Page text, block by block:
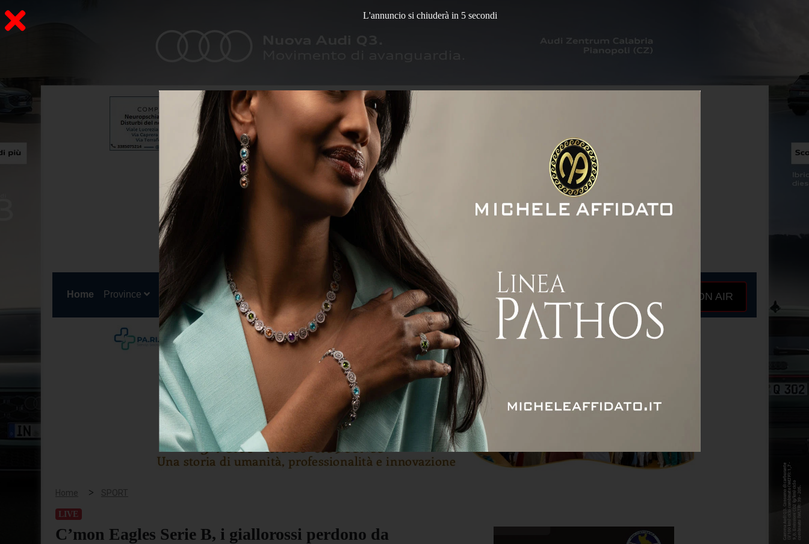
Home (current)
Province Cronaca Politica Attualità Economia Sport Servizi ON AIR
Home > SPORT
LIVE
C’mon Eagles Serie B, i giallorossi perdono da
L'annuncio si chiuderà in 4 secondi